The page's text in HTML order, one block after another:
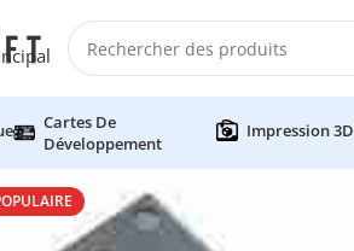
Cartes De
Développement
Impression 3D